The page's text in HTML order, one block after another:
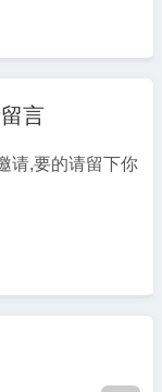
中的页面在被
通过一种程序
网站的
言
请,要的请留下你